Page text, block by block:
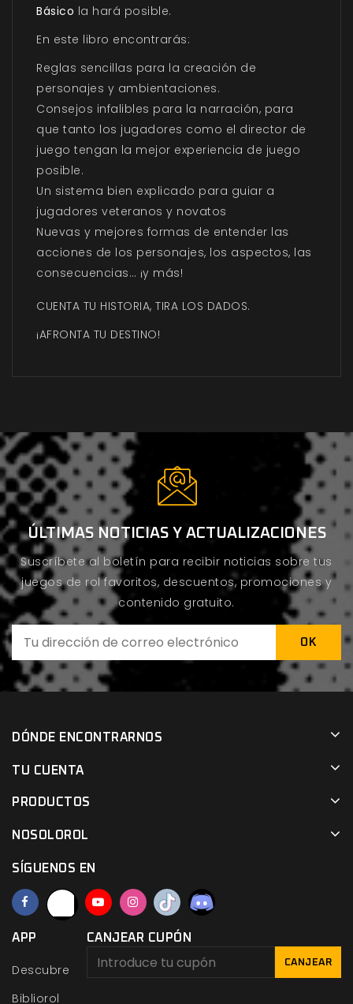
Básico la hará posible.
En este libro encontrarás:
Reglas sencillas para la creación de
personajes y ambientaciones.
Consejos infalibles para la narración, para
que tanto los jugadores como el director de
juego tengan la mejor experiencia de juego
posible.
Un sistema bien explicado para guiar a
jugadores veteranos y novatos
Nuevas y mejores formas de entender las
acciones de los personajes, los aspectos, las
consecuencias… ¡y más!
CUENTA TU HISTORIA, TIRA LOS DADOS.
¡AFRONTA TU DESTINO!
ÚLTIMAS NOTICIAS Y ACTUALIZACIONES
Suscríbete al boletín para recibir noticias sobre tus
juegos de rol favoritos, descuentos, promociones y
contenido gratuito.
DÓNDE ENCONTRARNOS
TU CUENTA
PRODUCTOS
NOSOLOROL
SÍGUENOS EN
APP
Descubre
Bibliorol
CANJEAR CUPÓN
CANJEAR